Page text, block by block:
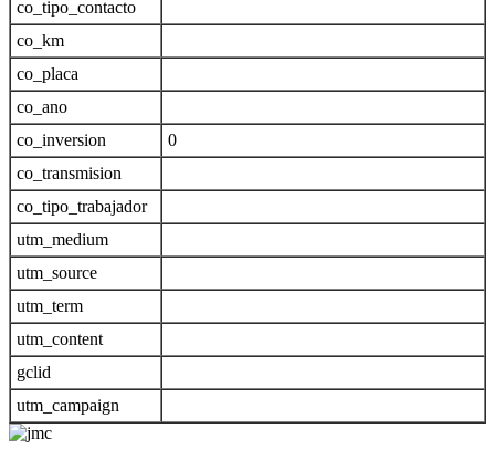
co_tipo_contacto
co_km
co_placa
co_ano
co_inversion
0
co_transmision
co_tipo_trabajador
utm_medium
utm_source
utm_term
utm_content
gclid
utm_campaign